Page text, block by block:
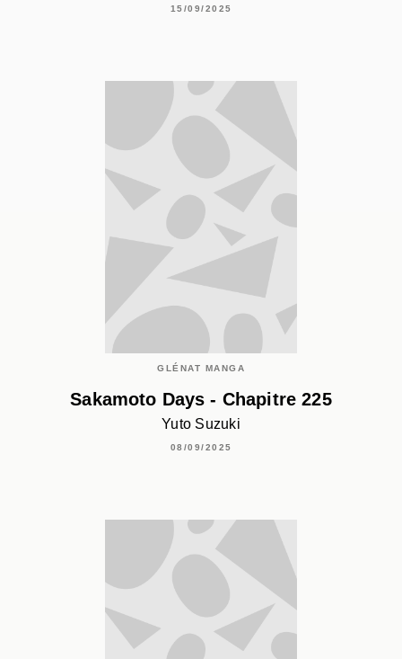
15/09/2025
GLÉNAT MANGA
Sakamoto Days - Chapitre 225
Yuto Suzuki
08/09/2025